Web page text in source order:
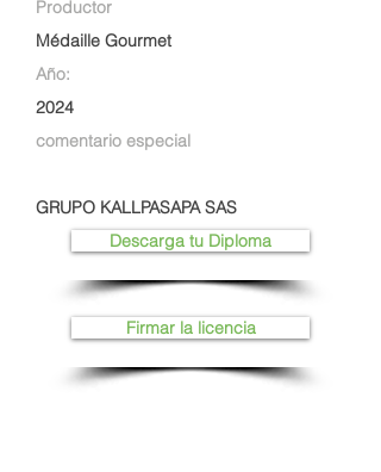
Productor
Médaille Gourmet
Año:
2024
comentario especial
GRUPO KALLPASAPA SAS
Descarga tu Diploma
Firmar la licencia